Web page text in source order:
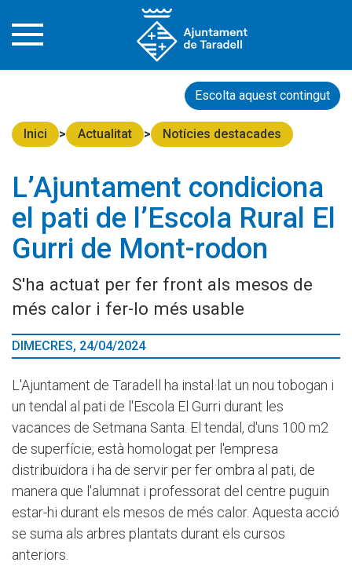
Escolta aquest contingut
Inici Actualitat Notícies destacades
L’Ajuntament condiciona
el pati de l’Escola Rural El
Gurri de Mont-rodon
S'ha actuat per fer front als mesos de
més calor i fer-lo més usable
DIMECRES, 24/04/2024
L'Ajuntament de Taradell ha instal·lat un nou tobogan i
un tendal al pati de l'Escola El Gurri durant les
vacances de Setmana Santa. El tendal, d'uns 100 m2
de superfície, està homologat per l'empresa
distribuïdora i ha de servir per fer ombra al pati, de
manera que l'alumnat i professorat del centre puguin
estar-hi durant els mesos de més calor. Aquesta acció
se suma als arbres plantats durant els cursos
anteriors.